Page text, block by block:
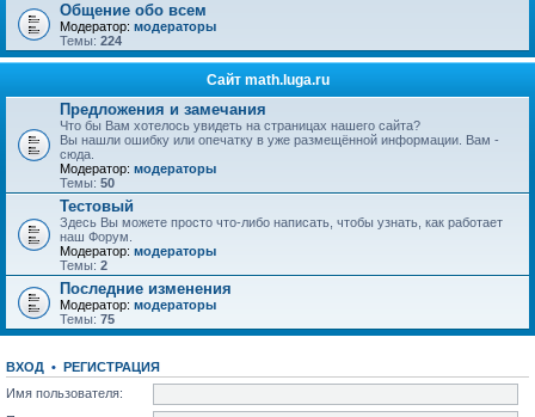
Общение обо всем
Модератор: модераторы
Темы: 224
Сайт math.luga.ru
Предложения и замечания
Что бы Вам хотелось увидеть на страницах нашего сайта?
Вы нашли ошибку или опечатку в уже размещённой информации. Вам -
сюда.
Модератор: модераторы
Темы: 50
Тестовый
Здесь Вы можете просто что-либо написать, чтобы узнать, как работает
наш Форум.
Модератор: модераторы
Темы: 2
Последние изменения
Модератор: модераторы
Темы: 75
ВХОД • РЕГИСТРАЦИЯ
Имя пользователя: